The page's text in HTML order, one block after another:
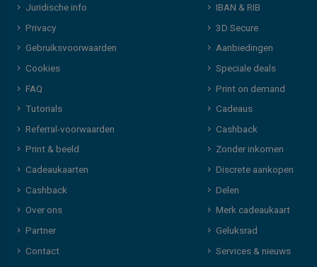
Juridische info
Privacy
Gebruiksvoorwaarden
Cookies
FAQ
Tutorials
Referral-voorwaarden
Print & beeld
Cadeaukaarten
Cashback
Over ons
Partner
Contact
IBAN & RIB
3D Secure
Aanbiedingen
Speciale deals
Print on demand
Cadeaus
Cashback
Zonder inkomen
Discrete aankopen
Delen
Merk cadeaukaart
Geluksrad
Services & nieuws